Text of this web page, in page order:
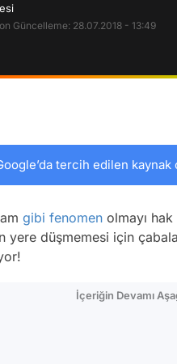
Güncelleme: 28.07.2018 - 13:49
tercih edilen
gibi fenomen olmayı
yere düşmemesi için
İçeriğin Devamı